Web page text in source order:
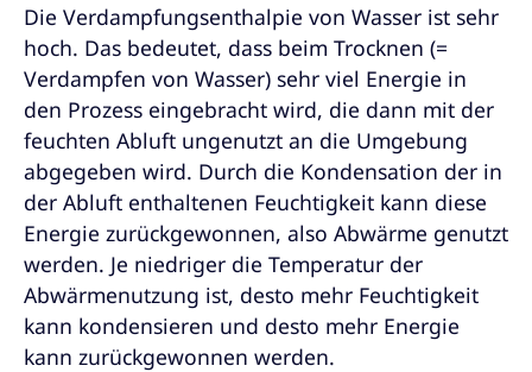
Die Verdampfungsenthalpie von Wasser ist sehr
hoch. Das bedeutet, dass beim Trocknen (=
Verdampfen von Wasser) sehr viel Energie in
den Prozess eingebracht wird, die dann mit der
feuchten Abluft ungenutzt an die Umgebung
abgegeben wird. Durch die Kondensation der in
der Abluft enthaltenen Feuchtigkeit kann diese
Energie zurückgewonnen, also Abwärme genutzt
werden. Je niedriger die Temperatur der
Abwärmenutzung ist, desto mehr Feuchtigkeit
kann kondensieren und desto mehr Energie
kann zurückgewonnen werden.